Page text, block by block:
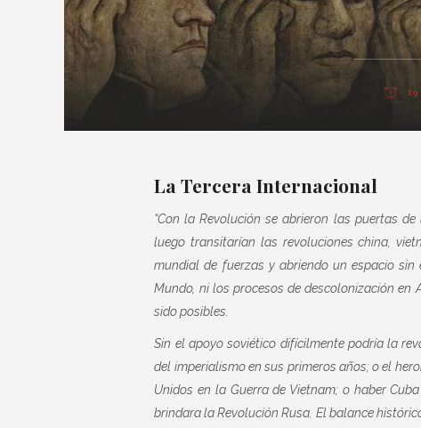
La Tercera Internacional
“Con la Revolución se abrieron las puertas
luego transitarían las revoluciones china,
mundial de fuerzas y abriendo un espacio
Mundo, ni los procesos de descolonización
sido posibles.
Sin el apoyo soviético difícilmente podría la
del imperialismo en sus primeros años; o el
Unidos en la Guerra de Vietnam; o haber
brindara la Revolución Rusa. El balance